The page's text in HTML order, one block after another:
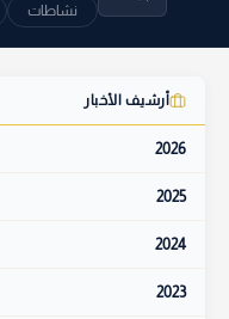
نشاطات
أرشيف الأخبار
2026
2025
2024
2023